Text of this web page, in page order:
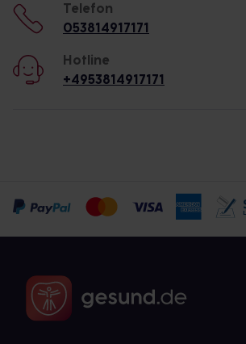
Telefon
053814917171
Hotline
+4953814917171